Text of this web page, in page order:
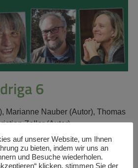
6
Marianne Nauber (Autor), Thomas
Zeller (Autor)
auf unserer Website, um Ihnen
zu bieten, indem wir uns an
und Besuche wiederholen.
klicken, stimmen Sie der